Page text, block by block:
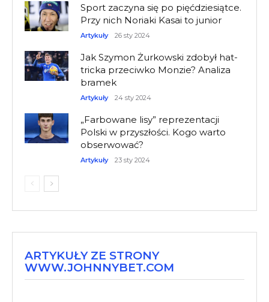
Sport zaczyna się po pięćdziesiątce.
Przy nich Noriaki Kasai to junior
Artykuły 26 sty 2024
Jak Szymon Żurkowski zdobył hat-
tricka przeciwko Monzie? Analiza
bramek
Artykuły 24 sty 2024
„Farbowane lisy” reprezentacji
Polski w przyszłości. Kogo warto
obserwować?
Artykuły 23 sty 2024
ARTYKUŁY ZE STRONY
WWW.JOHNNYBET.COM